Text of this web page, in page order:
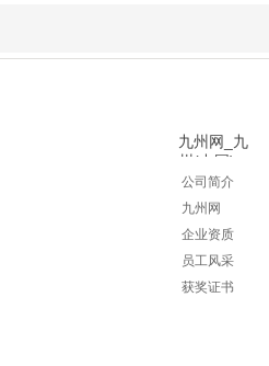
九州网_九
州(中国)
公司简介
九州网
企业资质
员工风采
获奖证书